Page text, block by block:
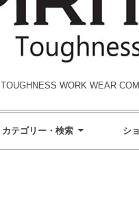
TOUGHNESS WORK WEAR
カテゴリー・検索 シ